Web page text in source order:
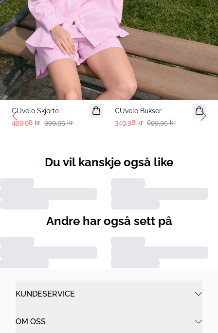
-50%
CUvelo Skjorte
499,98 kr 999,95 kr
-50%
CUvelo Bukser
349,98 kr 699,95 kr
Previous slide
Du vil kanskje også like
Andre har også sett på
KUNDESERVICE
OM OSS